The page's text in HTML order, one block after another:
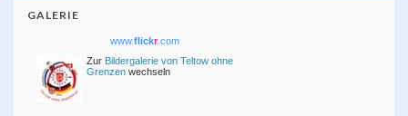
GALERIE
www.flickr.com
Zur Bildergalerie von Teltow ohne
Grenzen wechseln